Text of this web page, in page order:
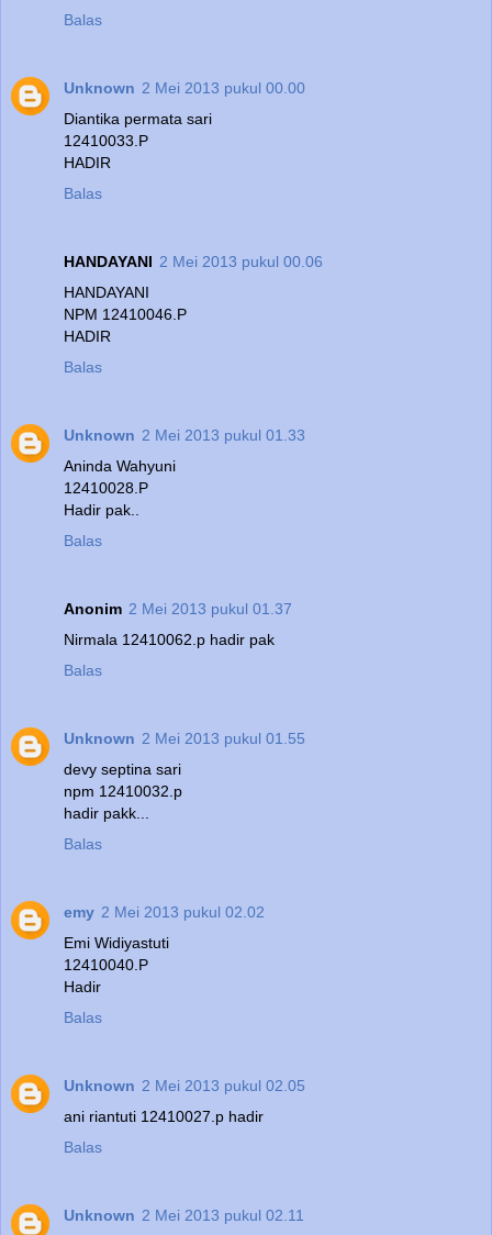
Balas
Unknown 2 Mei 2013 pukul 00.00
Diantika permata sari
12410033.P
HADIR
Balas
HANDAYANI 2 Mei 2013 pukul 00.06
HANDAYANI
NPM 12410046.P
HADIR
Balas
Unknown 2 Mei 2013 pukul 01.33
Aninda Wahyuni
12410028.P
Hadir pak..
Balas
Anonim 2 Mei 2013 pukul 01.37
Nirmala 12410062.p hadir pak
Balas
Unknown 2 Mei 2013 pukul 01.55
devy septina sari
npm 12410032.p
hadir pakk...
Balas
emy 2 Mei 2013 pukul 02.02
Emi Widiyastuti
12410040.P
Hadir
Balas
Unknown 2 Mei 2013 pukul 02.05
ani riantuti 12410027.p hadir
Balas
Unknown 2 Mei 2013 pukul 02.11